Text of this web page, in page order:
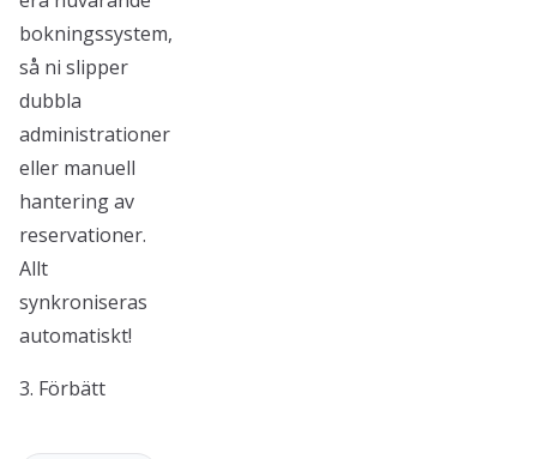
bokningssystem,
så ni slipper
dubbla
administrationer
eller manuell
hantering av
reservationer.
Allt
synkroniseras
automatiskt!
3. Förbätt